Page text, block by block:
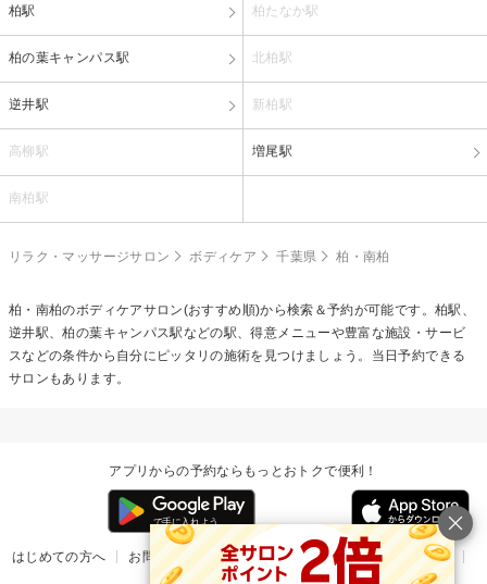
柏駅 柏たなか駅
柏の葉キャンパス駅 北柏駅
逆井駅 新柏駅
高柳駅 増尾駅
南柏駅
リラク・マッサージサロン ボディケア 千葉県 柏・南柏
柏・南柏のボディケアサロン(おすすめ順)から検索＆予約が可能です。柏駅、
逆井駅、柏の葉キャンパス駅などの駅、得意メニューや豊富な施設・サービ
スなどの条件から自分にピッタリの施術を見つけましょう。当日予約できる
サロンもあります。
アプリからの予約ならもっとおトクで便利！
はじめての方へ お問い合わせ ヘルプ リリース情報
利用規約
掲載ご希望のサロン様